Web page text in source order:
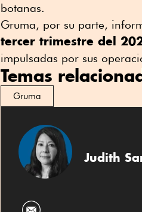
botanas.
Gruma, por su parte,
tercer trimestre del
impulsadas por sus
Temas
Gruma
Judith